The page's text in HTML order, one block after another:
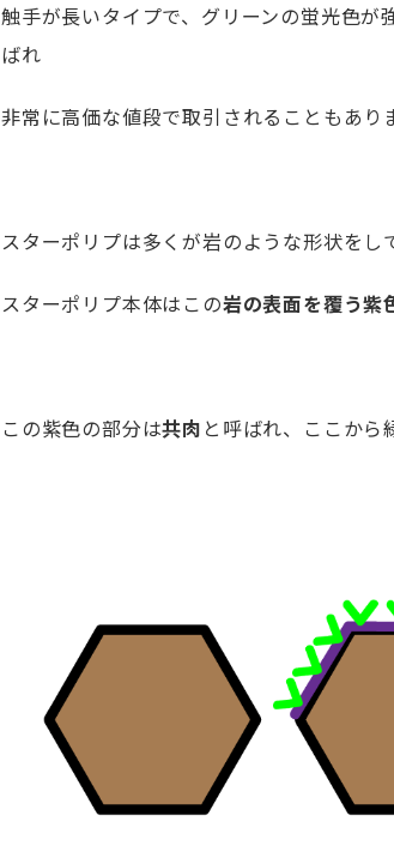
触手が長いタイプで、グリーンの蛍光色が
ばれ
非常に高価な値段で取引されることもあり
スターポリプは多くが岩のような形状をし
スターポリプ本体はこの岩の表面を覆う紫
この紫色の部分は共肉 と呼ばれ、ここから